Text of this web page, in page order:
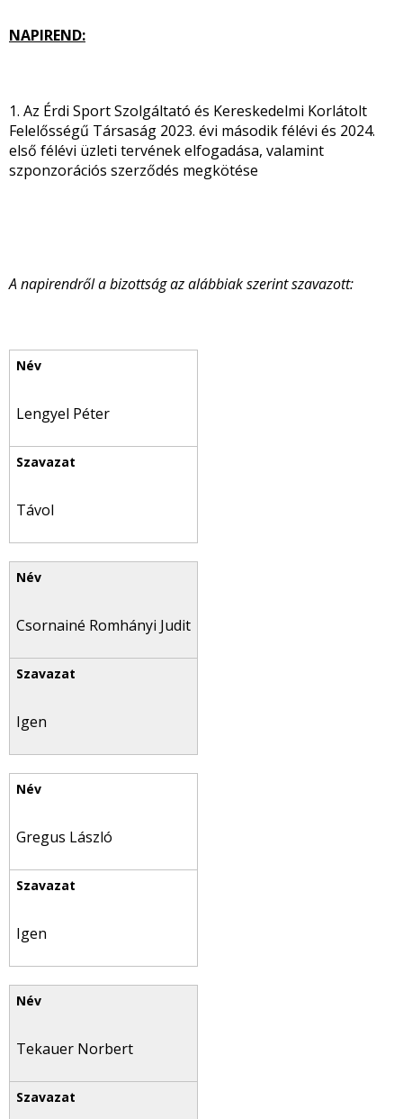
NAPIREND:
1. Az Érdi Sport Szolgáltató és Kereskedelmi Korlátolt
Felelősségű Társaság 2023. évi második félévi és 2024.
első félévi üzleti tervének elfogadása, valamint
szponzorációs szerződés megkötése
A napirendről a bizottság az alábbiak szerint szavazott:
Lengyel Péter
Távol
Csornainé Romhányi Judit
Igen
Gregus László
Igen
Tekauer Norbert